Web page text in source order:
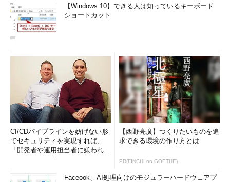
【Windows 10】できる人は知っているキーボード
ショートカット
CI/CDパイプラインを妨げない形
でセキュリティを実現すれば、
「開発者や運用担当者に嫌われな
【西野亮廣】つくりたいものを追
求できる環境の作り方とは
PR(FINCHI on GOETHE)
Faceook、AI処理向けのモジュラーハードウェアプ